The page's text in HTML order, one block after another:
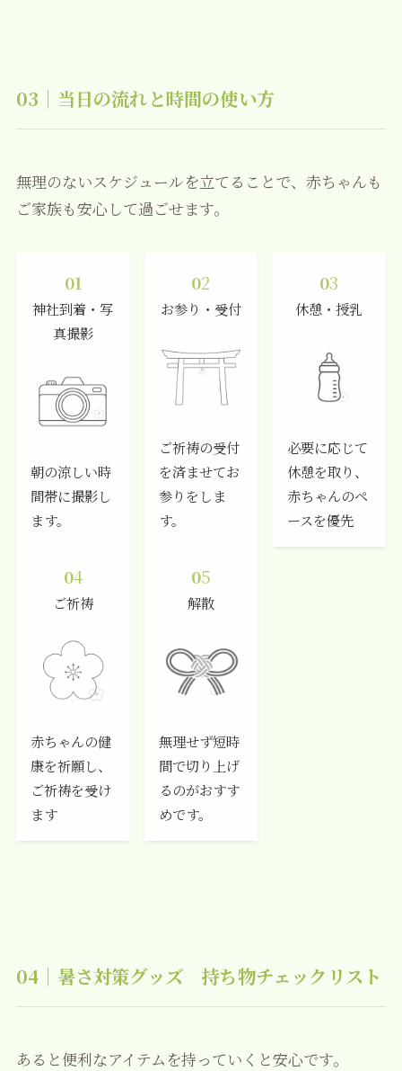
03｜当日の流れと時間の使い方
無理のないスケジュールを立てることで、赤ちゃんも
ご家族も安心して過ごせます。
01
神社到着・写
真撮影
朝の涼しい時
間帯に撮影し
ます。
02
お参り・受付
ご祈祷の受付
を済ませてお
参りをしま
す。
03
休憩・授乳
必要に応じて
休憩を取り、
赤ちゃんのペ
ースを優先
04
ご祈祷
赤ちゃんの健
康を祈願し、
ご祈祷を受け
ます
05
解散
無理せず短時
間で切り上げ
るのがおすす
めです。
04｜暑さ対策グッズ 持ち物チェックリスト
あると便利なアイテムを持っていくと安心です。